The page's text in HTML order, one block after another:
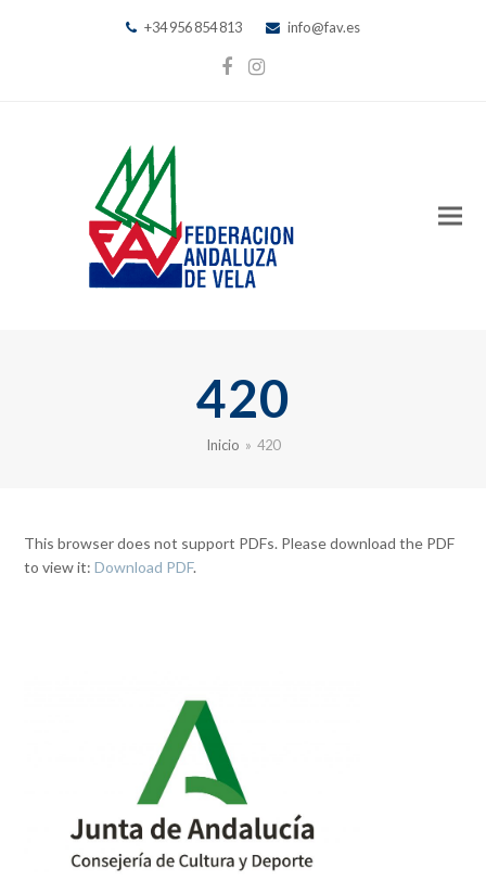
+34 956 854 813 info@fav.es
Facebook
Instagram
420
Inicio » 420
This browser does not support PDFs. Please download the PDF
to view it:Download PDF.